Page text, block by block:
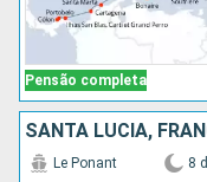
Pensão completa
Le Ponant 8 d